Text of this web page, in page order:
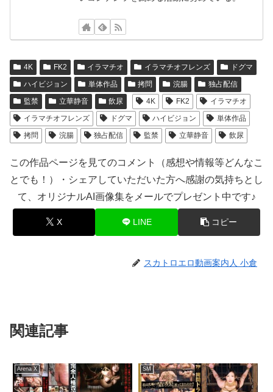
4K FK2 イラマチオ イラマチオフレンズ
ドグマ
ハイビジョン
単体作品 拷問 浣腸
独占配信
監禁
立華静音 飲尿 4K FK2
イラマチオ
イラマチオフレンズ
ドグマ ハイビジョン
単体作品
拷問
浣腸 独占配信 監禁 立華静音 飲尿
この作品ページを見てのコメント（感想や情報等どんなこ
とでも！）・シェアしていただいた方へ感謝の気持ちとし
て、オリジナルAI画像集をメールでプレゼント中です♪
X LINE コピー
スカトロエロ動画案内人 小倉
関連記事
Arena X SM